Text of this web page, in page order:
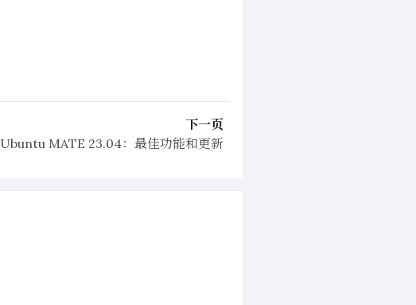
下一页
Ubuntu MATE 23.04：最佳功能和更新